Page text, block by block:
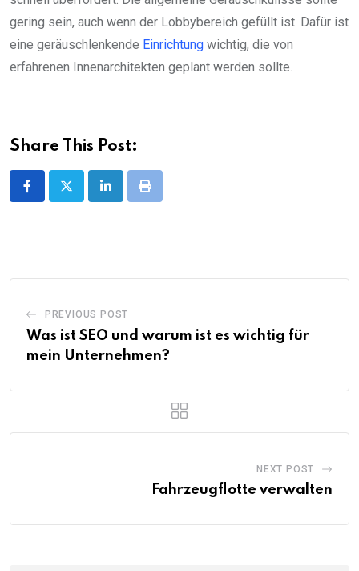
gering sein, auch wenn der Lobbybereich gefüllt ist. Dafür ist
eine geräuschlenkende Einrichtung wichtig, die von
erfahrenen Innenarchitekten geplant werden sollte.
Share This Post:
LinkedInPrint
PREVIOUS POST
Was ist SEO und warum ist es wichtig für
mein Unternehmen?
NEXT POST
Fahrzeugflotte verwalten